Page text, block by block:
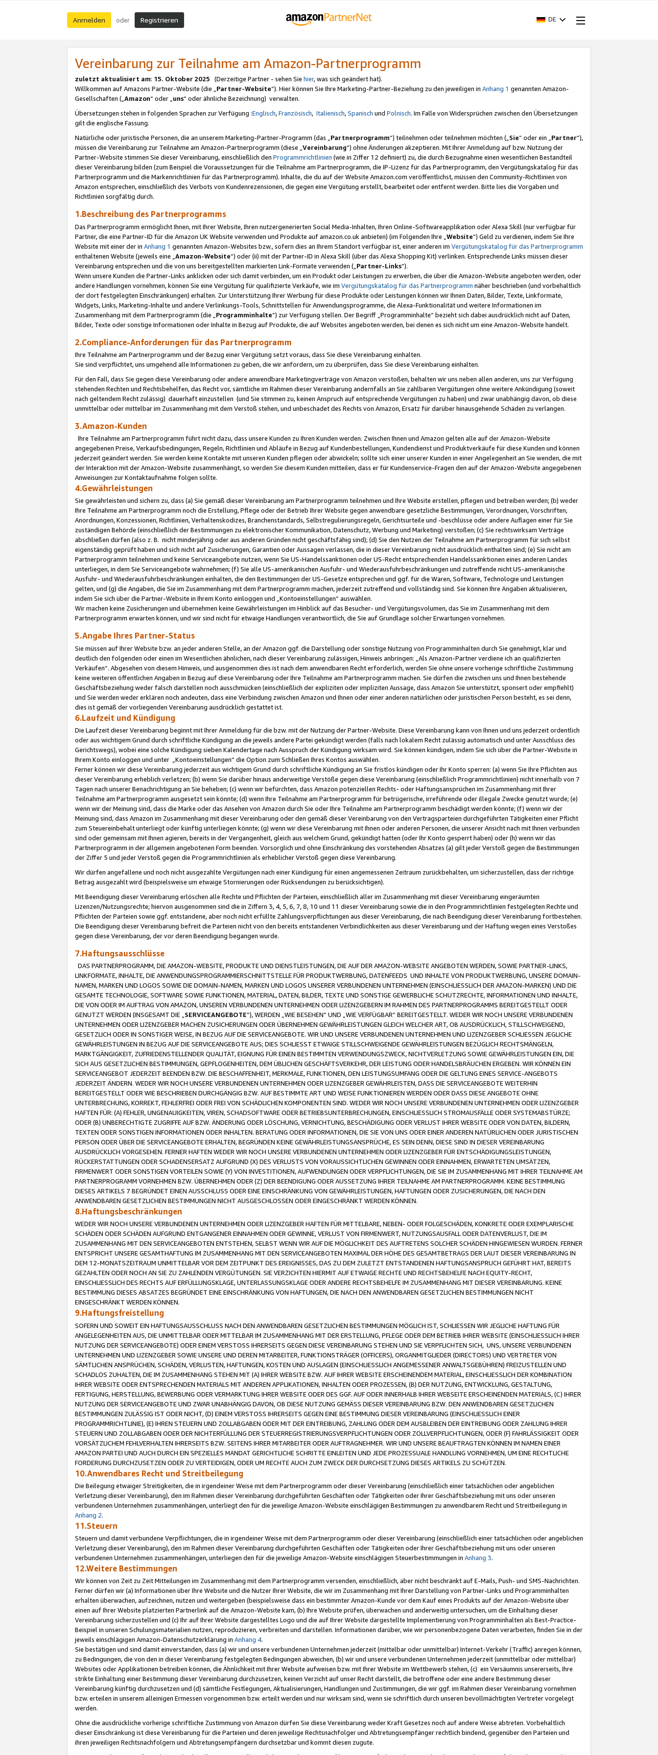
Anmelden oder Registrieren DE
Vereinbarung zur Teilnahme am Amazon-Partnerprogramm
zuletzt aktualisiert am: 15. Oktober 2025 (Derzeitige Partner - sehen Sie hier, was sich geändert hat).
Willkommen auf Amazons Partner-Website (die „Partner-Website“). Hier können Sie Ihre Marketing-Partner-Beziehung zu den jeweiligen in Anhang 1 genannten Amazon-
Gesellschaften („Amazon“ oder „uns“ oder ähnliche Bezeichnung) verwalten.
Übersetzungen stehen in folgenden Sprachen zur Verfügung :Englisch,Französisch, Italienisch,Spanisch und Polnisch. Im Falle von Widersprüchen zwischen den Übersetzungen
gilt die englische Fassung.
Natürliche oder juristische Personen, die an unserem Marketing-Partner-Programm (das „Partnerprogramm“) teilnehmen oder teilnehmen möchten („Sie“ oder ein „Partner“),
müssen die Vereinbarung zur Teilnahme am Amazon-Partnerprogramm (diese „Vereinbarung“) ohne Änderungen akzeptieren. Mit Ihrer Anmeldung auf bzw. Nutzung der
Partner-Website stimmen Sie dieser Vereinbarung, einschließlich den Programmrichtlinien (wie in Ziffer 12 definiert) zu, die durch Bezugnahme einen wesentlichen Bestandteil
dieser Vereinbarung bilden (zum Beispiel die Voraussetzungen für die Teilnahme am Partnerprogramm, die IP-Lizenz für das Partnerprogramm, den Vergütungskatalog für das
Partnerprogramm und die Markenrichtlinien für das Partnerprogramm). Inhalte, die du auf der Website Amazon.com veröffentlichst, müssen den Community-Richtlinien von
Amazon entsprechen, einschließlich des Verbots von Kundenrezensionen, die gegen eine Vergütung erstellt, bearbeitet oder entfernt werden. Bitte lies die Vorgaben und
Richtlinien sorgfältig durch.
1.Beschreibung des Partnerprogramms
Das Partnerprogramm ermöglicht Ihnen, mit Ihrer Website, Ihren nutzergenerierten Social Media-Inhalten, Ihren Online-Softwareapplikation oder Alexa Skill (nur verfügbar für
Partner, die eine Partner-ID für die Amazon UK Website verwenden und Produkte auf amazon.co.uk anbieten) (im Folgenden Ihre „ Website“) Geld zu verdienen, indem Sie Ihre
Website mit einer der in Anhang 1 genannten Amazon-Websites bzw., sofern dies an Ihrem Standort verfügbar ist, einer anderen im Vergütungskatalog für das Partnerprogramm
enthaltenen Website (jeweils eine „ Amazon-Website“) oder (ii) mit der Partner-ID in Alexa Skill (über das Alexa Shopping Kit) verlinken. Entsprechende Links müssen dieser
Vereinbarung entsprechen und die von uns bereitgestellten markierten Link-Formate verwenden („ Partner-Links“).
Wenn unsere Kunden die Partner-Links anklicken oder sich damit verbinden, um ein Produkt oder Leistungen zu erwerben, die über die Amazon-Website angeboten werden, oder
andere Handlungen vornehmen, können Sie eine Vergütung für qualifizierte Verkäufe, wie im Vergütungskatalog für das Partnerprogramm näher beschrieben (und vorbehaltlich
der dort festgelegten Einschränkungen) erhalten. Zur Unterstützung Ihrer Werbung für diese Produkte oder Leistungen können wir Ihnen Daten, Bilder, Texte, Linkformate,
Widgets, Links, Marketing-Inhalte und andere Verlinkungs-Tools, Schnittstellen für Anwendungsprogramme, die Alexa-Funktionalität und weitere Informationen im
Zusammenhang mit dem Partnerprogramm (die „ Programminhalte“) zur Verfügung stellen. Der Begriff „Programminhalte“ bezieht sich dabei ausdrücklich nicht auf Daten,
Bilder, Texte oder sonstige Informationen oder Inhalte in Bezug auf Produkte, die auf Websites angeboten werden, bei denen es sich nicht um eine Amazon-Website handelt.
2.Compliance-Anforderungen für das Partnerprogramm
Ihre Teilnahme am Partnerprogramm und der Bezug einer Vergütung setzt voraus, dass Sie diese Vereinbarung einhalten.
Sie sind verpflichtet, uns umgehend alle Informationen zu geben, die wir anfordern, um zu überprüfen, dass Sie diese Vereinbarung einhalten.
Für den Fall, dass Sie gegen diese Vereinbarung oder andere anwendbare Marketingverträge von Amazon verstoßen, behalten wir uns neben allen anderen, uns zur Verfügung
stehenden Rechten und Rechtsbehelfen, das Recht vor, sämtliche im Rahmen dieser Vereinbarung andernfalls an Sie zahlbaren Vergütungen ohne weitere Ankündigung (soweit
nach geltendem Recht zulässig) dauerhaft einzustellen (und Sie stimmen zu, keinen Anspruch auf entsprechende Vergütungen zu haben) und zwar unabhängig davon, ob diese
unmittelbar oder mittelbar im Zusammenhang mit dem Verstoß stehen, und unbeschadet des Rechts von Amazon, Ersatz für darüber hinausgehende Schäden zu verlangen.
3.Amazon-Kunden
Ihre Teilnahme am Partnerprogramm führt nicht dazu, dass unsere Kunden zu Ihren Kunden werden. Zwischen Ihnen und Amazon gelten alle auf der Amazon-Website
angegebenen Preise, Verkaufsbedingungen, Regeln, Richtlinien und Abläufe in Bezug auf Kundenbestellungen, Kundendienst und Produktverkäufe für diese Kunden und können
jederzeit geändert werden. Sie werden keine Kontakte mit unseren Kunden pflegen oder abwickeln; sollte sich einer unserer Kunden in einer Angelegenheit an Sie wenden, die mit
der Interaktion mit der Amazon-Website zusammenhängt, so werden Sie diesem Kunden mitteilen, dass er für Kundenservice-Fragen den auf der Amazon-Website angegebenen
Anweisungen zur Kontaktaufnahme folgen sollte.
4.Gewährleistungen
Sie gewährleisten und sichern zu, dass (a) Sie gemäß dieser Vereinbarung am Partnerprogramm teilnehmen und Ihre Website erstellen, pflegen und betreiben werden; (b) weder
Ihre Teilnahme am Partnerprogramm noch die Erstellung, Pflege oder der Betrieb Ihrer Website gegen anwendbare gesetzliche Bestimmungen, Verordnungen, Vorschriften,
Anordnungen, Konzessionen, Richtlinien, Verhaltenskodizes, Branchenstandards, Selbstregulierungsregeln, Gerichtsurteile und -beschlüsse oder andere Auflagen einer für Sie
zuständigen Behörde (einschließlich der Bestimmungen zu elektronischer Kommunikation, Datenschutz, Werbung und Marketing) verstoßen; (c) Sie rechtswirksam Verträge
abschließen dürfen (also z. B. nicht minderjährig oder aus anderen Gründen nicht geschäftsfähig sind); (d) Sie den Nutzen der Teilnahme am Partnerprogramm für sich selbst
eigenständig geprüft haben und sich nicht auf Zusicherungen, Garantien oder Aussagen verlassen, die in dieser Vereinbarung nicht ausdrücklich enthalten sind; (e) Sie nicht am
Partnerprogramm teilnehmen und keine Serviceangebote nutzen, wenn Sie US-Handelssanktionen oder US-Recht entsprechenden Handelssanktionen eines anderen Landes
unterliegen, in dem Sie Serviceangebote wahrnehmen; (f) Sie alle US-amerikanischen Ausfuhr- und Wiederausfuhrbeschränkungen und zutreffende nicht US-amerikanische
Ausfuhr- und Wiederausfuhrbeschränkungen einhalten, die den Bestimmungen der US-Gesetze entsprechen und ggf. für die Waren, Software, Technologie und Leistungen
gelten, und (g) die Angaben, die Sie im Zusammenhang mit dem Partnerprogramm machen, jederzeit zutreffend und vollständig sind. Sie können Ihre Angaben aktualisieren,
indem Sie sich über die Partner-Website in Ihrem Konto einloggen und „Kontoeinstellungen“ auswählen.
Wir machen keine Zusicherungen und übernehmen keine Gewährleistungen im Hinblick auf das Besucher- und Vergütungsvolumen, das Sie im Zusammenhang mit dem
Partnerprogramm erwarten können, und wir sind nicht für etwaige Handlungen verantwortlich, die Sie auf Grundlage solcher Erwartungen vornehmen.
5.Angabe Ihres Partner-Status
Sie müssen auf Ihrer Website bzw. an jeder anderen Stelle, an der Amazon ggf. die Darstellung oder sonstige Nutzung von Programminhalten durch Sie genehmigt, klar und
deutlich den folgenden oder einen im Wesentlichen ähnlichen, nach dieser Vereinbarung zulässigen, Hinweis anbringen: „Als Amazon-Partner verdiene ich an qualifizierten
Verkäufen“. Abgesehen von diesem Hinweis, und ausgenommen dies ist nach dem anwendbaren Recht erforderlich, werden Sie ohne unsere vorherige schriftliche Zustimmung
keine weiteren öffentlichen Angaben in Bezug auf diese Vereinbarung oder Ihre Teilnahme am Partnerprogramm machen. Sie dürfen die zwischen uns und Ihnen bestehende
Geschäftsbeziehung weder falsch darstellen noch ausschmücken (einschließlich der expliziten oder impliziten Aussage, dass Amazon Sie unterstützt, sponsert oder empfiehlt)
und Sie werden weder erklären noch andeuten, dass eine Verbindung zwischen Amazon und Ihnen oder einer anderen natürlichen oder juristischen Person besteht, es sei denn,
dies ist gemäß der vorliegenden Vereinbarung ausdrücklich gestattet ist.
6.Laufzeit und Kündigung
Die Laufzeit dieser Vereinbarung beginnt mit Ihrer Anmeldung für die bzw. mit der Nutzung der Partner-Website. Diese Vereinbarung kann von Ihnen und uns jederzeit ordentlich
oder aus wichtigem Grund durch schriftliche Kündigung an die jeweils andere Partei gekündigt werden (falls nach lokalem Recht zulässig automatisch und unter Ausschluss des
Gerichtswegs), wobei eine solche Kündigung sieben Kalendertage nach Ausspruch der Kündigung wirksam wird. Sie können kündigen, indem Sie sich über die Partner-Website in
Ihrem Konto einloggen und unter „Kontoeinstellungen“ die Option zum Schließen Ihres Kontos auswählen.
Ferner können wir diese Vereinbarung jederzeit aus wichtigem Grund durch schriftliche Kündigung an Sie fristlos kündigen oder Ihr Konto sperren: (a) wenn Sie Ihre Pflichten aus
dieser Vereinbarung erheblich verletzen; (b) wenn Sie darüber hinaus anderweitige Verstöße gegen diese Vereinbarung (einschließlich Programmrichtlinien) nicht innerhalb von 7
Tagen nach unserer Benachrichtigung an Sie beheben; (c) wenn wir befürchten, dass Amazon potenziellen Rechts- oder Haftungsansprüchen im Zusammenhang mit Ihrer
Teilnahme am Partnerprogramm ausgesetzt sein könnte; (d) wenn Ihre Teilnahme am Partnerprogramm für betrügerische, irreführende oder illegale Zwecke genutzt wurde; (e)
wenn wir der Meinung sind, dass die Marke oder das Ansehen von Amazon durch Sie oder Ihre Teilnahme am Partnerprogramm beschädigt werden könnte; (f) wenn wir der
Meinung sind, dass Amazon im Zusammenhang mit dieser Vereinbarung oder den gemäß dieser Vereinbarung von den Vertragsparteien durchgeführten Tätigkeiten einer Pflicht
zum Steuereinbehalt unterliegt oder künftig unterliegen könnte; (g) wenn wir diese Vereinbarung mit Ihnen oder anderen Personen, die unserer Ansicht nach mit Ihnen verbunden
sind oder gemeinsam mit Ihnen agieren, bereits in der Vergangenheit, gleich aus welchem Grund, gekündigt hatten (oder Ihr Konto gesperrt haben) oder (h) wenn wir das
Partnerprogramm in der allgemein angebotenen Form beenden. Vorsorglich und ohne Einschränkung des vorstehenden Absatzes (a) gilt jeder Verstoß gegen die Bestimmungen
der Ziffer 5 und jeder Verstoß gegen die Programmrichtlinien als erheblicher Verstoß gegen diese Vereinbarung.
Wir dürfen angefallene und noch nicht ausgezahlte Vergütungen nach einer Kündigung für einen angemessenen Zeitraum zurückbehalten, um sicherzustellen, dass der richtige
Betrag ausgezahlt wird (beispielsweise um etwaige Stornierungen oder Rücksendungen zu berücksichtigen).
Mit Beendigung dieser Vereinbarung erlöschen alle Rechte und Pflichten der Parteien, einschließlich aller im Zusammenhang mit dieser Vereinbarung eingeräumten
Lizenzen/Nutzungsrechte; hiervon ausgenommen sind die in Ziffern 3, 4, 5, 6, 7, 8, 10 und 11 dieser Vereinbarung sowie die in den Programmrichtlinien festgelegten Rechte und
Pflichten der Parteien sowie ggf. entstandene, aber noch nicht erfüllte Zahlungsverpflichtungen aus dieser Vereinbarung, die nach Beendigung dieser Vereinbarung fortbestehen.
Die Beendigung dieser Vereinbarung befreit die Parteien nicht von den bereits entstandenen Verbindlichkeiten aus dieser Vereinbarung und der Haftung wegen eines Verstoßes
gegen diese Vereinbarung, der vor deren Beendigung begangen wurde.
7.Haftungsausschlüsse
DAS PARTNERPROGRAMM, DIE AMAZON-WEBSITE, PRODUKTE UND DIENSTLEISTUNGEN, DIE AUF DER AMAZON-WEBSITE ANGEBOTEN WERDEN, SOWIE PARTNER-LINKS,
LINKFORMATE, INHALTE, DIE ANWENDUNGSPROGRAMMIERSCHNITTSTELLE FÜR PRODUKTWERBUNG, DATENFEEDS UND INHALTE VON PRODUKTWERBUNG, UNSERE DOMAIN-
NAMEN, MARKEN UND LOGOS SOWIE DIE DOMAIN-NAMEN, MARKEN UND LOGOS UNSERER VERBUNDENEN UNTERNEHMEN (EINSCHLIESSLICH DER AMAZON-MARKEN) UND DIE
GESAMTE TECHNOLOGIE, SOFTWARE SOWIE FUNKTIONEN, MATERIAL, DATEN, BILDER, TEXTE UND SONSTIGE GEWERBLICHE SCHUTZRECHTE, INFORMATIONEN UND INHALTE,
DIE VON ODER IM AUFTRAG VON AMAZON, UNSEREN VERBUNDENEN UNTERNEHMEN ODER LIZENZGEBERN IM RAHMEN DES PARTNERPROGRAMMS BEREITGESTELLT ODER
GENUTZT WERDEN (INSGESAMT DIE „ SERVICEANGEBOTE“), WERDEN „WIE BESEHEN“ UND „WIE VERFÜGBAR“ BEREITGESTELLT. WEDER WIR NOCH UNSERE VERBUNDENEN
UNTERNEHMEN ODER LIZENZGEBER MACHEN ZUSICHERUNGEN ODER ÜBERNEHMEN GEWÄHRLEISTUNGEN GLEICH WELCHER ART, OB AUSDRÜCKLICH, STILLSCHWEIGEND,
GESETZLICH ODER IN SONSTIGER WEISE, IN BEZUG AUF DIE SERVICEANGEBOTE. WIR UND UNSERE VERBUNDENEN UNTERNEHMEN UND LIZENZGEBER SCHLIESSEN JEGLICHE
GEWÄHRLEISTUNGEN IN BEZUG AUF DIE SERVICEANGEBOTE AUS; DIES SCHLIESST ETWAIGE STILLSCHWEIGENDE GEWÄHRLEISTUNGEN BEZÜGLICH RECHTSMÄNGELN,
MARKTGÄNGIGKEIT, ZUFRIEDENSTELLENDER QUALITÄT, EIGNUNG FÜR EINEN BESTIMMTEN VERWENDUNGSZWECK, NICHTVERLETZUNG SOWIE GEWÄHRLEISTUNGEN EIN, DIE
SICH AUS GESETZLICHEN BESTIMMUNGEN, GEPFLOGENHEITEN, DEM ÜBLICHEN GESCHÄFTSVERKEHR, DER LEISTUNG ODER HANDELSBRÄUCHEN ERGEBEN. WIR KÖNNEN EIN
SERVICEANGEBOT JEDERZEIT BEENDEN BZW. DIE BESCHAFFENHEIT, MERKMALE, FUNKTIONEN, DEN LEISTUNGSUMFANG ODER DIE GELTUNG EINES SERVICE-ANGEBOTS
JEDERZEIT ÄNDERN. WEDER WIR NOCH UNSERE VERBUNDENEN UNTERNEHMEN ODER LIZENZGEBER GEWÄHRLEISTEN, DASS DIE SERVICEANGEBOTE WEITERHIN
BEREITGESTELLT ODER WIE BESCHRIEBEN DURCHGÄNGIG BZW. AUF BESTIMMTE ART UND WEISE FUNKTIONIEREN WERDEN ODER DASS DIESE ANGEBOTE OHNE
UNTERBRECHUNG, KORREKT, FEHLERFREI ODER FREI VON SCHÄDLICHEN KOMPONENTEN SIND. WEDER WIR NOCH UNSERE VERBUNDENEN UNTERNEHMEN ODER LIZENZGEBER
HAFTEN FÜR: (A) FEHLER, UNGENAUIGKEITEN, VIREN, SCHADSOFTWARE ODER BETRIEBSUNTERBRECHUNGEN, EINSCHLIESSLICH STROMAUSFÄLLE ODER SYSTEMABSTÜRZE;
ODER (B) UNBERECHTIGTE ZUGRIFFE AUF BZW. ÄNDERUNG ODER LÖSCHUNG, VERNICHTUNG, BESCHÄDIGUNG ODER VERLUST IHRER WEBSITE ODER VON DATEN, BILDERN,
TEXTEN ODER SONSTIGEN INFORMATIONEN ODER INHALTEN. BERATUNG ODER INFORMATIONEN, DIE SIE VON UNS ODER EINER ANDEREN NATÜRLICHEN ODER JURISTISCHEN
PERSON ODER ÜBER DIE SERVICEANGEBOTE ERHALTEN, BEGRÜNDEN KEINE GEWÄHRLEISTUNGSANSPRÜCHE, ES SEIN DENN, DIESE SIND IN DIESER VEREINBARUNG
AUSDRÜCKLICH VORGESEHEN. FERNER HAFTEN WEDER WIR NOCH UNSERE VERBUNDENEN UNTERNEHMEN ODER LIZENZGEBER FÜR ENTSCHÄDIGUNGSLEISTUNGEN,
RÜCKERSTATTUNGEN ODER SCHADENSERSATZ AUFGRUND (X) DES VERLUSTS VON VORAUSSICHTLICHEN GEWINNEN ODER EINNAHMEN, ERWARTETEN UMSÄTZEN,
FIRMENWERT ODER SONSTIGEN VORTEILEN SOWIE (Y) VON INVESTITIONEN, AUFWENDUNGEN ODER VERPFLICHTUNGEN, DIE SIE IM ZUSAMMENHANG MIT IHRER TEILNAHME AM
PARTNERPROGRAMM VORNEHMEN BZW. ÜBERNEHMEN ODER (Z) DER BEENDIGUNG ODER AUSSETZUNG IHRER TEILNAHME AM PARTNERPROGRAMM. KEINE BESTIMMUNG
DIESES ARTIKELS 7 BEGRÜNDET EINEN AUSSCHLUSS ODER EINE EINSCHRÄNKUNG VON GEWÄHRLEISTUNGEN, HAFTUNGEN ODER ZUSICHERUNGEN, DIE NACH DEN
ANWENDBAREN GESETZLICHEN BESTIMMUNGEN NICHT AUSGESCHLOSSEN ODER EINGESCHRÄNKT WERDEN KÖNNEN.
8.Haftungsbeschränkungen
WEDER WIR NOCH UNSERE VERBUNDENEN UNTERNEHMEN ODER LIZENZGEBER HAFTEN FÜR MITTELBARE, NEBEN- ODER FOLGESCHÄDEN, KONKRETE ODER EXEMPLARISCHE
SCHÄDEN ODER SCHÄDEN AUFGRUND ENTGANGENER EINNAHMEN ODER GEWINNE, VERLUST VON FIRMENWERT, NUTZUNGSAUSFALL ODER DATENVERLUST, DIE IM
ZUSAMMENHANG MIT DEN SERVICEANGEBOTEN ENTSTEHEN, SELBST WENN WIR AUF DIE MÖGLICHKEIT DES AUFTRETENS SOLCHER SCHÄDEN HINGEWIESEN WURDEN. FERNER
ENTSPRICHT UNSERE GESAMTHAFTUNG IM ZUSAMMENHANG MIT DEN SERVICEANGEBOTEN MAXIMAL DER HÖHE DES GESAMTBETRAGS DER LAUT DIESER VEREINBARUNG IN
DEM 12-MONATSZEITRAUM UNMITTELBAR VOR DEM ZEITPUNKT DES EREIGNISSES, DAS ZU DEM ZULETZT ENTSTANDENEN HAFTUNGSANSPRUCH GEFÜHRT HAT, BEREITS
GEZAHLTEN ODER NOCH AN SIE ZU ZAHLENDEN VERGÜTUNGEN. SIE VERZICHTEN HIERMIT AUF ETWAIGE RECHTE UND RECHTSBEHELFE NACH EQUITY-RECHT,
EINSCHLIESSLICH DES RECHTS AUF ERFÜLLUNGSKLAGE, UNTERLASSUNGSKLAGE ODER ANDERE RECHTSBEHELFE IM ZUSAMMENHANG MIT DIESER VEREINBARUNG. KEINE
BESTIMMUNG DIESES ABSATZES BEGRÜNDET EINE EINSCHRÄNKUNG VON HAFTUNGEN, DIE NACH DEN ANWENDBAREN GESETZLICHEN BESTIMMUNGEN NICHT
EINGESCHRÄNKT WERDEN KÖNNEN.
9.Haftungsfreistellung
SOFERN UND SOWEIT EIN HAFTUNGSAUSSCHLUSS NACH DEN ANWENDBAREN GESETZLICHEN BESTIMMUNGEN MÖGLICH IST, SCHLIESSEN WIR JEGLICHE HAFTUNG FÜR
ANGELEGENHEITEN AUS, DIE UNMITTELBAR ODER MITTELBAR IM ZUSAMMENHANG MIT DER ERSTELLUNG, PFLEGE ODER DEM BETRIEB IHRER WEBSITE (EINSCHLIESSLICH IHRER
NUTZUNG DER SERVICEANGEBOTE) ODER EINEM VERSTOSS IHRERSEITS GEGEN DIESE VEREINBARUNG STEHEN UND SIE VERPFLICHTEN SICH, UNS, UNSERE VERBUNDENEN
UNTERNEHMEN UND LIZENZGEBER SOWIE UNSERE UND DEREN MITARBEITER, FUNKTIONSTRÄGER (OFFICERS), ORGANMITGLIEDER (DIRECTORS) UND VERTRETER VON
SÄMTLICHEN ANSPRÜCHEN, SCHÄDEN, VERLUSTEN, HAFTUNGEN, KOSTEN UND AUSLAGEN (EINSCHLIESSLICH ANGEMESSENER ANWALTSGEBÜHREN) FREIZUSTELLEN UND
SCHADLOS ZUHALTEN, DIE IM ZUSAMMENHANG STEHEN MIT (A) IHRER WEBSITE BZW. AUF IHRER WEBSITE ERSCHEINENDEM MATERIAL, EINSCHLIESSLICH DER KOMBINATION
IHRER WEBSITE ODER ENTSPRECHENDEN MATERIALS MIT ANDEREN APPLIKATIONEN, INHALTEN ODER PROZESSEN, (B) DER NUTZUNG, ENTWICKLUNG, GESTALTUNG,
FERTIGUNG, HERSTELLUNG, BEWERBUNG ODER VERMARKTUNG IHRER WEBSITE ODER DES GGF. AUF ODER INNERHALB IHRER WEBSEITE ERSCHEINENDEN MATERIALS, (C) IHRER
NUTZUNG DER SERVICEANGEBOTE UND ZWAR UNABHÄNGIG DAVON, OB DIESE NUTZUNG GEMÄSS DIESER VEREINBARUNG BZW. DEN ANWENDBAREN GESETZLICHEN
BESTIMMUNGEN ZULÄSSIG IST ODER NICHT, (D) EINEM VERSTOSS IHRERSEITS GEGEN EINE BESTIMMUNG DIESER VEREINBARUNG (EINSCHLIESSLICH EINER
PROGRAMMRICHTLINIE), (E) IHREN STEUERN UND ZOLLABGABEN ODER MIT DER EINTREIBUNG, ZAHLUNG ODER DEM AUSBLEIBEN DER EINTREIBUNG ODER ZAHLUNG IHRER
STEUERN UND ZOLLABGABEN ODER DER NICHTERFÜLLUNG DER STEUERREGISTRIERUNGSVERPFLICHTUNGEN ODER ZOLLVERPFLICHTUNGEN, ODER (F) FAHRLÄSSIGKEIT ODER
VORSÄTZLICHEM FEHLVERHALTEN IHRERSEITS BZW. SEITENS IHRER MITARBEITER ODER AUFTRAGNEHMER. WIR UND UNSERE BEAUFTRAGTEN KÖNNEN IM NAMEN EINER
AMAZON PARTEI UND AUCH DURCH EIN SPEZIELLES MANDAT GERICHTLICHE SCHRITTE EINLEITEN UND JEDE PROZESSUALE HANDLUNG VORNEHMEN, UM EINE RECHTLICHE
FORDERUNG DURCHZUSETZEN ODER ZU VERTEIDIGEN, ODER UM RECHTE AUCH ZUM ZWECK DER DURCHSETZUNG DIESES ARTIKELS ZU SCHÜTZEN.
10.Anwendbares Recht und Streitbeilegung
Die Beilegung etwaiger Streitigkeiten, die in irgendeiner Weise mit dem Partnerprogramm oder dieser Vereinbarung (einschließlich einer tatsächlichen oder angeblichen
Verletzung dieser Vereinbarung), den im Rahmen dieser Vereinbarung durchgeführten Geschäften oder Tätigkeiten oder Ihrer Geschäftsbeziehung mit uns oder unseren
verbundenen Unternehmen zusammenhängen, unterliegt den für die jeweilige Amazon-Website einschlägigen Bestimmungen zu anwendbarem Recht und Streitbeilegung in
Anhang 2.
11.Steuern
Steuern und damit verbundene Verpflichtungen, die in irgendeiner Weise mit dem Partnerprogramm oder dieser Vereinbarung (einschließlich einer tatsächlichen oder angeblichen
Verletzung dieser Vereinbarung), den im Rahmen dieser Vereinbarung durchgeführten Geschäften oder Tätigkeiten oder Ihrer Geschäftsbeziehung mit uns oder unseren
verbundenen Unternehmen zusammenhängen, unterliegen den für die jeweilige Amazon-Website einschlägigen Steuerbestimmungen in Anhang 3.
12.Weitere Bestimmungen
Wir können von Zeit zu Zeit Mitteilungen im Zusammenhang mit dem Partnerprogramm versenden, einschließlich, aber nicht beschränkt auf E-Mails, Push- und SMS-Nachrichten.
Ferner dürfen wir (a) Informationen über Ihre Website und die Nutzer Ihrer Website, die wir im Zusammenhang mit Ihrer Darstellung von Partner-Links und Programminhalten
erhalten überwachen, aufzeichnen, nutzen und weitergeben (beispielsweise dass ein bestimmter Amazon-Kunde vor dem Kauf eines Produkts auf der Amazon-Website über
einen auf Ihrer Website platzierten Partnerlink auf die Amazon-Website kam, (b) Ihre Website prüfen, überwachen und anderweitig untersuchen, um die Einhaltung dieser
Vereinbarung sicherzustellen und (c) Ihr auf Ihrer Website dargestelltes Logo und die auf Ihrer Website dargestellte Implementierung von Programminhalten als Best-Practice-
Beispiel in unseren Schulungsmaterialien nutzen, reproduzieren, verbreiten und darstellen. Informationen darüber, wie wir personenbezogene Daten verarbeiten, finden Sie in der
jeweils einschlägigen Amazon-Datenschutzerklärung in Anhang 4.
Sie bestätigen und sind damit einverstanden, dass (a) wir und unsere verbundenen Unternehmen jederzeit (mittelbar oder unmittelbar) Internet-Verkehr (Traffic) anregen können,
zu Bedingungen, die von den in dieser Vereinbarung festgelegten Bedingungen abweichen, (b) wir und unsere verbundenen Unternehmen jederzeit (unmittelbar oder mittelbar)
Websites oder Applikationen betreiben können, die Ähnlichkeit mit Ihrer Website aufweisen bzw. mit Ihrer Website im Wettbewerb stehen, (c) ein Versäumnis unsererseits, Ihre
strikte Einhaltung einer Bestimmung dieser Vereinbarung durchzusetzen, keinen Verzicht auf unser Recht darstellt, die betroffene oder eine andere Bestimmung dieser
Vereinbarung künftig durchzusetzen und (d) sämtliche Festlegungen, Aktualisierungen, Handlungen und Zustimmungen, die wir ggf. im Rahmen dieser Vereinbarung vornehmen
bzw. erteilen in unserem alleinigen Ermessen vorgenommen bzw. erteilt werden und nur wirksam sind, wenn sie schriftlich durch unseren bevollmächtigten Vertreter vorgelegt
werden.
Ohne die ausdrückliche vorherige schriftliche Zustimmung von Amazon dürfen Sie diese Vereinbarung weder Kraft Gesetzes noch auf andere Weise abtreten. Vorbehaltlich
dieser Einschränkung ist diese Vereinbarung für die Parteien und deren jeweilige Rechtsnachfolger und Abtretungsempfänger rechtlich bindend, gegenüber den Parteien und
ihren jeweiligen Rechtsnachfolgern und Abtretungsempfängern durchsetzbar und kommt diesen zugute.